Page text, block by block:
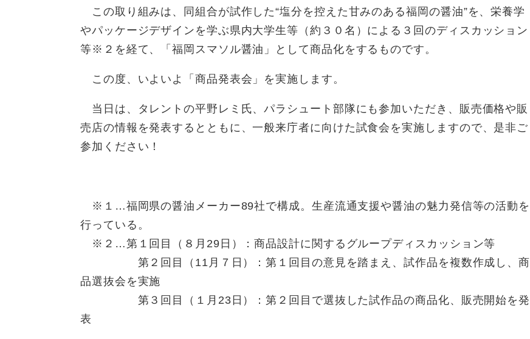
この取り組みは、同組合が試作した“塩分を控えた甘みのある福岡の醤油”を、栄養学
やパッケージデザインを学ぶ県内大学生等（約３０名）による３回のディスカッション
等※２を経て、「福岡スマソル醤油」として商品化をするものです。
この度、いよいよ「商品発表会」を実施します。
当日は、タレントの平野レミ氏、パラシュート部隊にも参加いただき、販売価格や販
売店の情報を発表するとともに、一般来庁者に向けた試食会を実施しますので、是非ご
参加ください！
※１…福岡県の醤油メーカー89社で構成。生産流通支援や醤油の魅力発信等の活動を
行っている。
※２…第１回目（８月29日）：商品設計に関するグループディスカッション等
第２回目（11月７日）：第１回目の意見を踏まえ、試作品を複数作成し、商
品選抜会を実施
第３回目（１月23日）：第２回目で選抜した試作品の商品化、販売開始を発
表